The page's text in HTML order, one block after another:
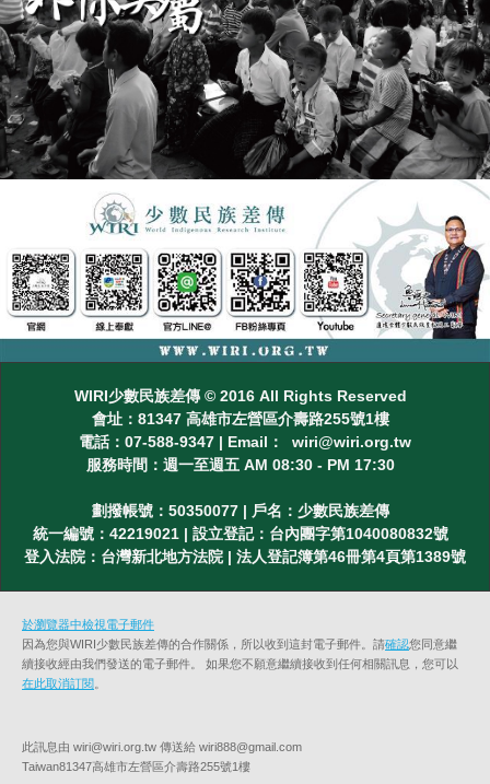
WIRI少數民族差傳 © 2016 All Rights Reserved
會址：81347 高雄市左營區介壽路255號1樓
電話：07-588-9347 | Email： wiri@wiri.org.tw
服務時間：週一至週五 AM 08:30 - PM 17:30
劃撥帳號：50350077 | 戶名：少數民族差傳
統一編號：42219021 | 設立登記：台內團字第1040080832號
登入法院：台灣新北地方法院 | 法人登記簿第46冊第4頁第1389號
於瀏覽器中檢視電子郵件
因為您與WIRI少數民族差傳的合作關係，所以收到這封電子郵件。請確認您同意繼
續接收經由我們發送的電子郵件。 如果您不願意繼續接收到任何相關訊息，您可以
在此取消訂閱
此訊息由 wiri@wiri.org.tw 傳送給 wiri888@gmail.com
Taiwan81347高雄市左營區介壽路255號1樓